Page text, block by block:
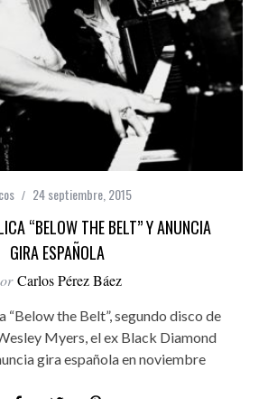
24 septiembre, 2015
“BELOW THE BELT” Y ANUNCIA
GIRA ESPAÑOLA
Carlos Pérez Báez
“Below the Belt”, segundo disco de
Myers, el ex Black Diamond
gira española en noviembre